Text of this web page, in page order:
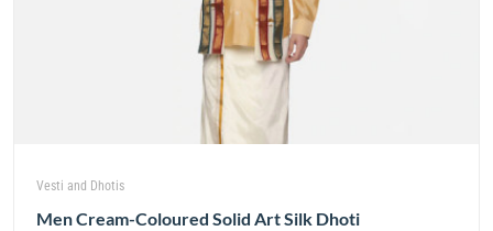
Vesti and Dhotis
Men Cream-Coloured Solid Art Silk Dhoti